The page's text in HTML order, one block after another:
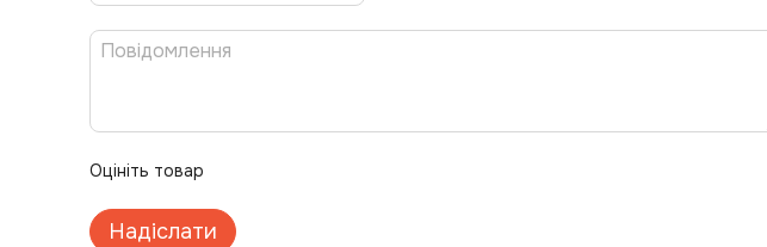
Оцініть товар
Надіслати